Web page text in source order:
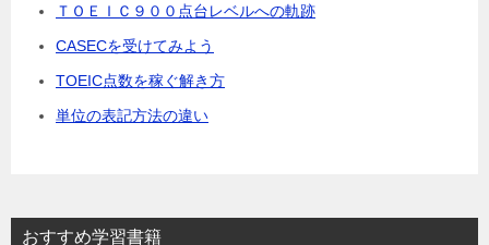
ＴＯＥＩＣ９００点台レベルへの軌跡
CASECを受けてみよう
TOEIC点数を稼ぐ解き方
単位の表記方法の違い
おすすめ学習書籍